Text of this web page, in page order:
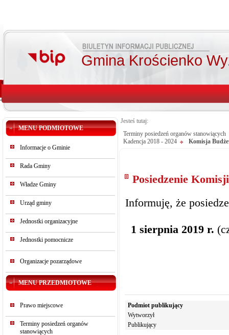
Gmina Krościenko
MENU PODMIOTOWE
Informacje o Gminie
Rada Gminy
Władze Gminy
Urząd gminy
Jednostki organizacyjne
Jednostki pomocnicze
Organizacje pozarządowe
MENU PRZEDMIOTOWE
Prawo miejscowe
Terminy posiedzeń organów
stanowiących
Jesteś tutaj:
Terminy posiedzeń organów stanowiących
Kadencja 2018 - 2024
Komisja
Posiedzenie
Informuję, że
1 sierpnia 2019 r.
Podmiot publikujący
Wytworzył
Publikujący